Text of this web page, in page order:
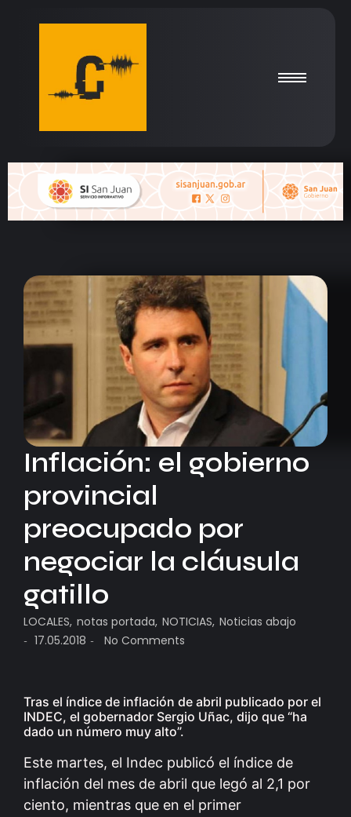
Inflación: el gobierno
provincial
preocupado por
negociar la cláusula
gatillo
LOCALES, notas portada, NOTICIAS, Noticias abajo
- 17.05.2018 - No Comments
Tras el índice de inflación de abril publicado por el
INDEC, el gobernador Sergio Uñac, dijo que “ha
dado un número muy alto”.
Este martes, el Indec publicó el índice de
inflación del mes de abril que legó al 2,1 por
ciento, mientras que en el primer